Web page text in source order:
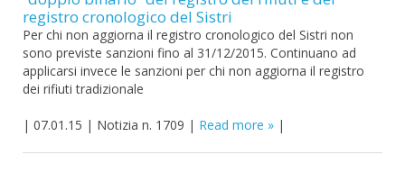
registro cronologico del Sistri
Per chi non aggiorna il registro cronologico del Sistri non
sono previste sanzioni fino al 31/12/2015. Continuano ad
applicarsi invece le sanzioni per chi non aggiorna il registro
dei rifiuti tradizionale
| 07.01.15 | Notizia n. 1709 | Read more |